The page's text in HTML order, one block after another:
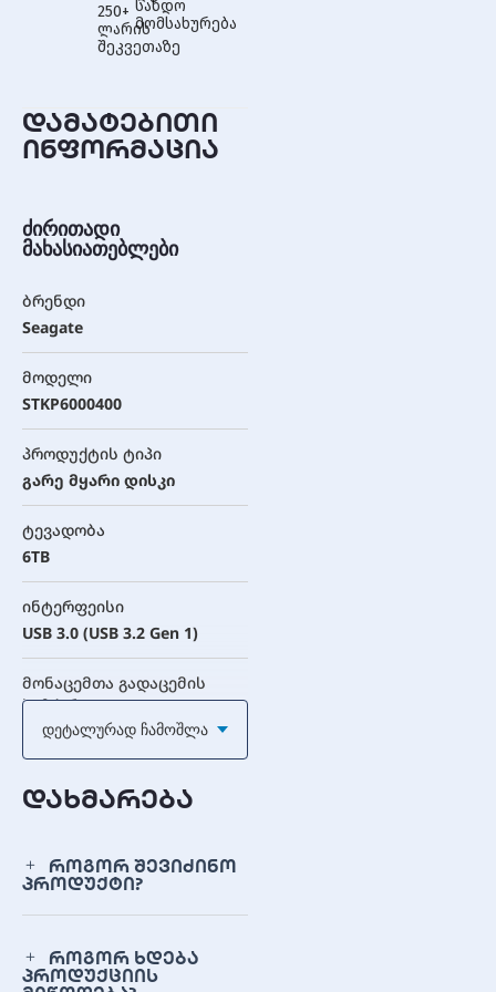
250+
ლარის
შეკვეთაზე
სანდო
მომსახურება
დამატებითი
ინფორმაცია
ძირითადი
მახასიათებლები
ბრენდი
Seagate
მოდელი
STKP6000400
პროდუქტის ტიპი
გარე მყარი დისკი
ტევადობა
6TB
ინტერფეისი
USB 3.0 (USB 3.2 Gen 1)
მონაცემთა გადაცემის
სიჩქარე
5Gbps-მდე
3.5-inch Desktop
კვების წყარო
გარე AC ადაპტერი
თავსებადობა
Windows 10+, Mac OS X
Დეტალურად Ჩამოშლა
დახმარება
როგორ შევიძინო
პროდუქტი?
როგორ ხდება
პროდუქციის